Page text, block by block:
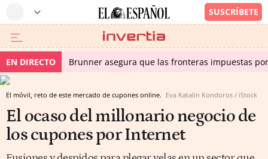
EN DIRECTO Brunner asegura que las fronteras impuestas
El móvil, reto de este mercado de cupones online. Eva Katalin Kondoros / iStock
El ocaso del millonario negocio de
los cupones por Internet